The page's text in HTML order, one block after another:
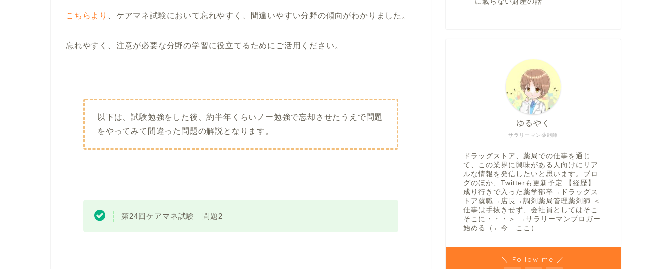
こちらより 、ケアマネ試験において忘れやすく、間違いやすい分野の傾向がわかりました。
忘れやすく、注意が必要な分野の学習に役立てるためにご活用ください。
以下は、試験勉強をした後、約半年くらいノー勉強で忘却させたうえで問題
をやってみて間違った問題の解説となります。
第24回ケアマネ試験 問題2
に載らない財産の話
サラリーマン薬剤師
ゆるやく
ドラッグストア、薬局での仕事を通じ
て、この業界に興味がある人向けにリア
ルな情報を発信したいと思います。ブロ
グのほか、Twitterも更新予定 【経歴】
成り行きで入った薬学部卒→ドラッグス
トア就職→店長→調剤薬局管理薬剤師 ＜
仕事は手抜きせず、会社員としてはそこ
そこに・・・＞ →サラリーマンブロガー
始める（←今 ここ）
＼ Follow me ／